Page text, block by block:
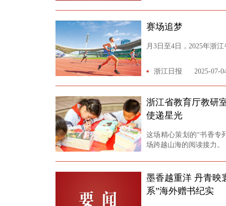
赛场追梦
月3日至4日，2025年浙
浙江日报 2025-07-
浙江省教育厅教研
使递星光
这场精心策划的“书香专
场跨越山海的阅读接力。
学习强国杭州学习平台
墨香越重洋 丹青
系”海外赠书纪实